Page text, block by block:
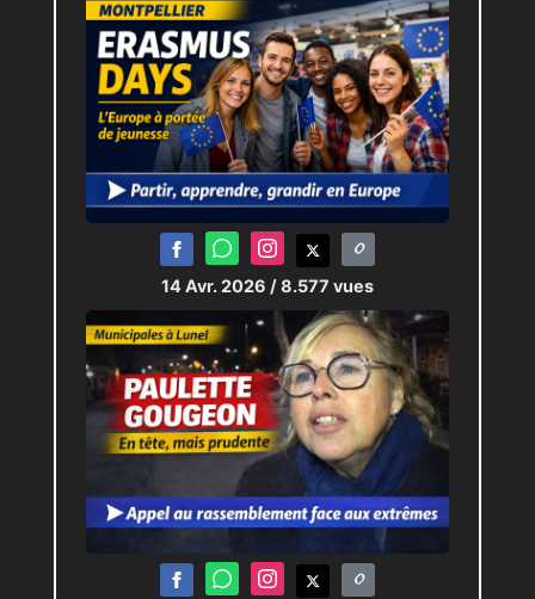
14 Avr. 2026 / 8.577 vues